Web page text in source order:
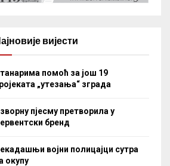
вијести
помоћ за још 19
„утезања“ зграда
пјесму претворила у
бренд
војни полицајци сутра
окупу